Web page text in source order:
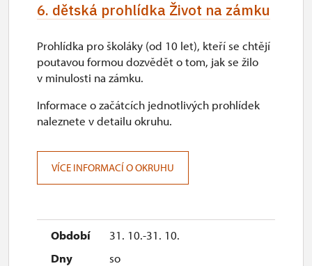
6. dětská prohlídka Život na zámku
31. 10.-31. 10.
so
Prohlídka pro školáky (od 10 let), kteří se chtějí
poutavou formou dozvědět o tom, jak se žilo
v minulosti na zámku.
Informace o začátcích jednotlivých prohlídek
naleznete v detailu okruhu.
VÍCE INFORMACÍ O OKRUHU